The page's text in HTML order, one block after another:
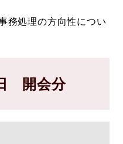
処理の方向性につい
開会分